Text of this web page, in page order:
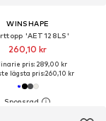
WINSHAPE
'AET128LS'
260,10 kr
pris: 289,00 kr
lägsta pris:260,10 kr